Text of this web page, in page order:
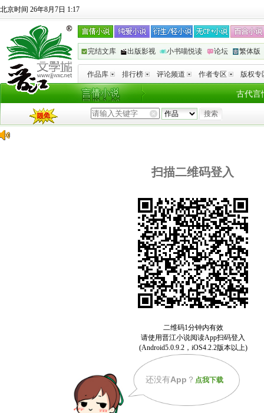
北京时间 26年8月7日 1:17
完结文库 出版影视 小书喵悦读 论坛 繁体版
作品库 排行榜 评论频道 作者专区 版权专
古代言
扫描二维码登入
还没有App ？ 点我下载